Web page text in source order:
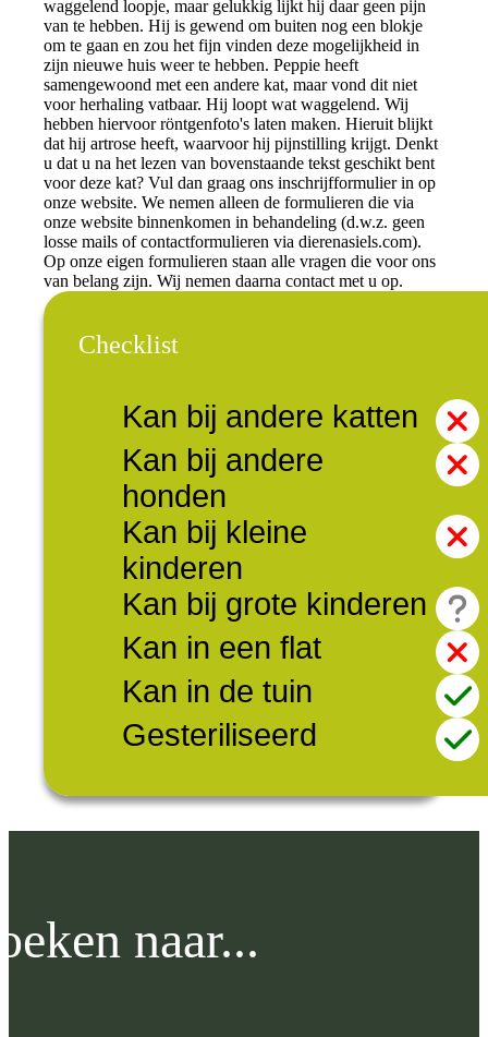
waggelend loopje, maar gelukkig lijkt hij daar geen pijn
van te hebben. Hij is gewend om buiten nog een blokje
om te gaan en zou het fijn vinden deze mogelijkheid in
zijn nieuwe huis weer te hebben. Peppie heeft
samengewoond met een andere kat, maar vond dit niet
voor herhaling vatbaar. Hij loopt wat waggelend. Wij
hebben hiervoor röntgenfoto's laten maken. Hieruit blijkt
dat hij artrose heeft, waarvoor hij pijnstilling krijgt. Denkt
u dat u na het lezen van bovenstaande tekst geschikt bent
voor deze kat? Vul dan graag ons inschrijfformulier in op
onze website. We nemen alleen de formulieren die via
onze website binnenkomen in behandeling (d.w.z. geen
losse mails of contactformulieren via dierenasiels.com).
Op onze eigen formulieren staan alle vragen die voor ons
van belang zijn. Wij nemen daarna contact met u op.
Checklist
Kan bij andere katten
Kan bij andere
honden
Kan bij kleine
kinderen
Kan bij grote kinderen
Kan in een flat
Kan in de tuin
Gesteriliseerd
naar...